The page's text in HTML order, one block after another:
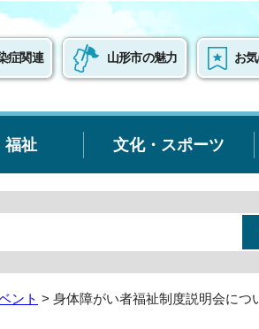
症関連 山形市の魅力 お
福祉 文化・スポーツ
ント > 身体障がい者福祉制度説明会につ